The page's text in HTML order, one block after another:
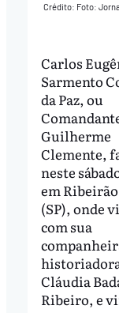
Crédito: Foto:
Carlos
Sarmento
da Paz, ou
Guilherme
Clemente,
neste
em
(SP), onde
com sua
Cláudia
Ribeiro, e